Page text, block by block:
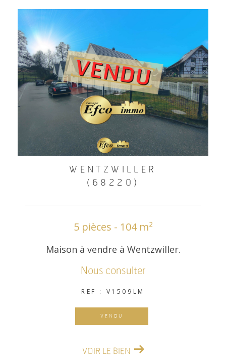
WENTZWILLER
(68220)
5 pièces - 104 m²
Maison à vendre à Wentzwiller.
Nous consulter
REF : V1509LM
VENDU
VOIR LE BIEN